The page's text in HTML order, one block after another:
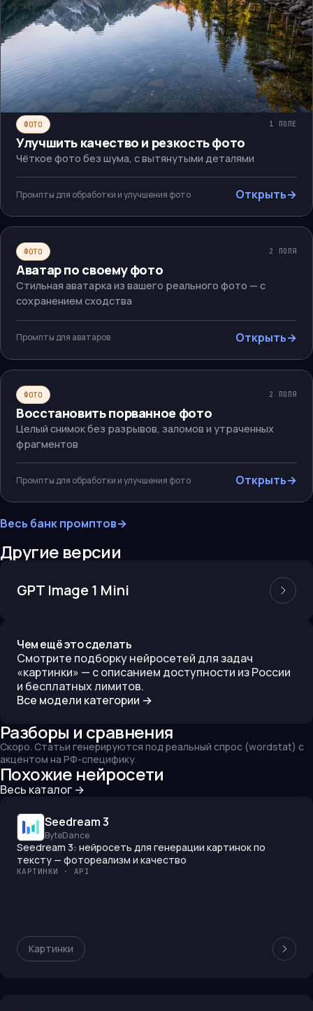
ФОТО 1 ПОЛЕ
Улучшить качество и резкость фото
Чёткое фото без шума, с вытянутыми деталями
Промпты для обработки и улучшения фото Открыть→
ФОТО 2 ПОЛЯ
Аватар по своему фото
Стильная аватарка из вашего реального фото — с
сохранением сходства
Промпты для аватаров Открыть→
ФОТО 2 ПОЛЯ
Восстановить порванное фото
Целый снимок без разрывов, заломов и утраченных
фрагментов
Промпты для обработки и улучшения фото Открыть→
Весь банк промптов→
Другие версии
GPT Image 1 Mini
Чем ещё это сделать
Смотрите подборку нейросетей для задач
«картинки» — с описанием доступности из России
и бесплатных лимитов.
Все модели категории →
Разборы и сравнения
Скоро. Статьи генерируются под реальный спрос (wordstat) с
акцентом на РФ-специфику.
Похожие нейросети
Весь каталог →
Seedream 3
ByteDance
Seedream 3: нейросеть для генерации картинок по
тексту — фотореализм и качество
КАРТИНКИ · API
Картинки